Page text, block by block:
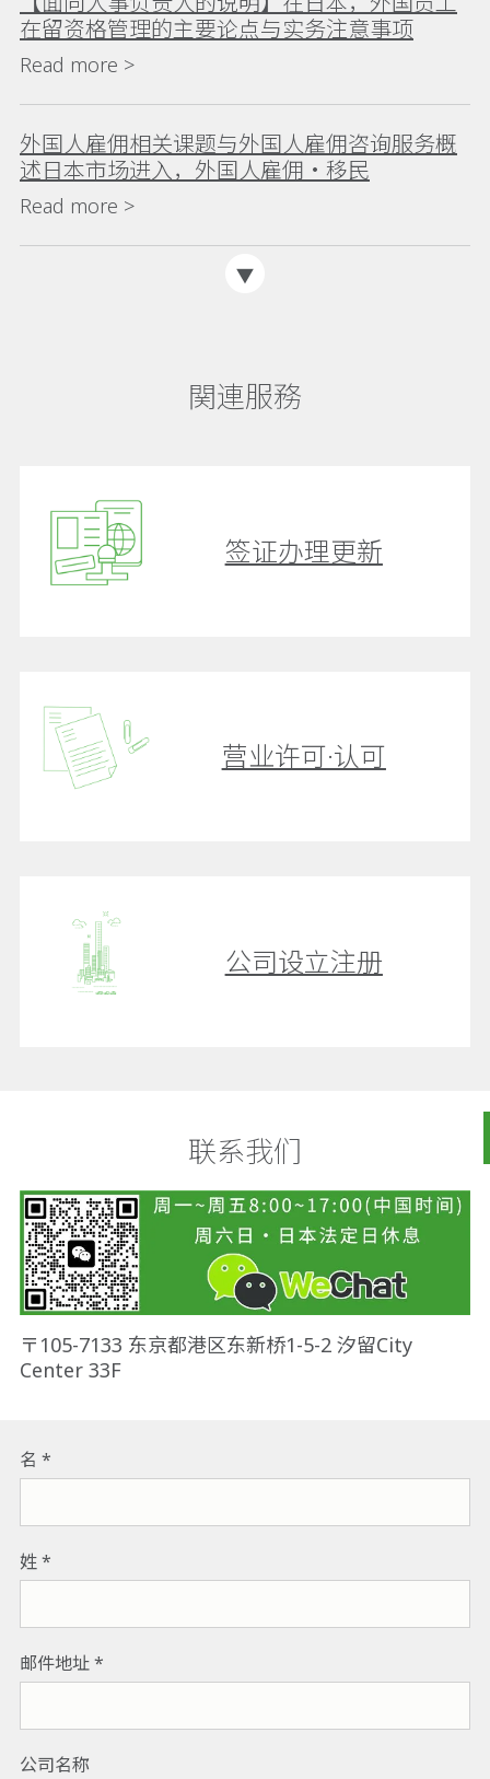
在留资格管理的主要论点与实务注意事项
Read more >
外国人雇佣相关课题与外国人雇佣咨询服务概
述日本市场进入，外国人雇佣・移民
Read more >
関連服務
签证办理更新
营业许可·认可
公司设立注册
联系我们
〒105-7133 东京都港区东新桥1-5-2 汐留City
Center 33F
名
姓
邮件地址
公司名称